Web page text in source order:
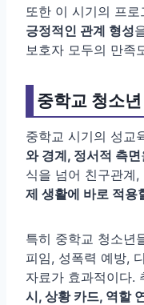
또한 이 시기의 프로
긍정적인 관계 형성
보호자 모두의 만족
중학교 청소
중학교 시기의 성교
와 경계, 정서적 측면
식을 넘어 친구관계
제 생활에 바로 적용
특히 중학교 청소년
피임, 성폭력 예방,
자료가 효과적이다.
시, 상황 카드, 역할